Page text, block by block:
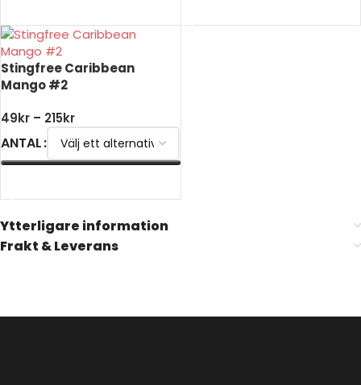
Stingfree Caribbean
Mango #2
49kr – 215kr
ANTAL
Ytterligare information
Frakt & Leverans